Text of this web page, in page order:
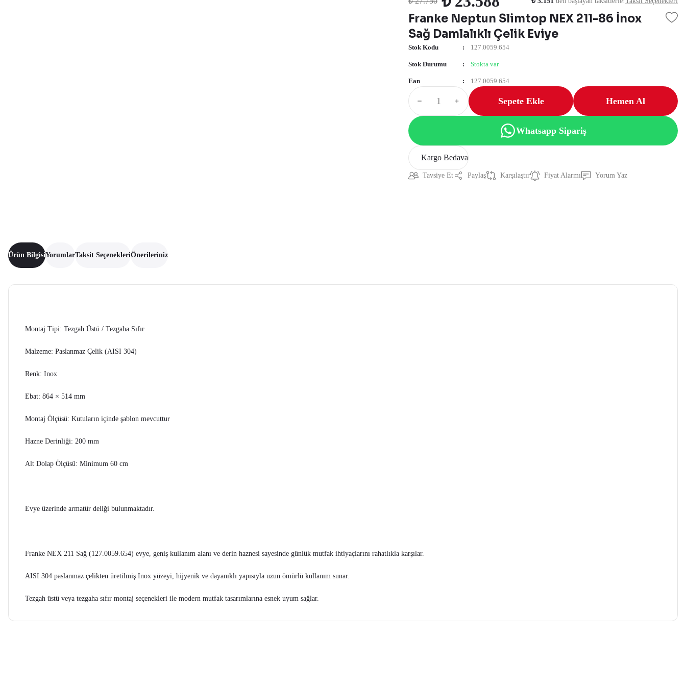
Franke Neptun Slimtop NEX 211-86 İnox
Sağ Damlalıklı Çelik Eviye
Stok Kodu 127.0059.654
Stok Durumu Stokta var
Ean 127.0059.654
Sepete Ekle Hemen Al
Whatsapp Sipariş
Kargo Bedava
Tavsiye Et Paylaş Karşılaştır Fiyat Alarmı Yorum Yaz
Ürün BilgisiYorumlarTaksit SeçenekleriÖnerileriniz
Montaj Tipi: Tezgah Üstü / Tezgaha Sıfır
Malzeme: Paslanmaz Çelik (AISI 304)
Renk: Inox
Ebat: 864 × 514 mm
Montaj Ölçüsü: Kutuların içinde şablon mevcuttur
Hazne Derinliği: 200 mm
Alt Dolap Ölçüsü: Minimum 60 cm
Evye üzerinde armatür deliği bulunmaktadır.
Franke NEX 211 Sağ (127.0059.654) evye, geniş kullanım alanı ve derin haznesi sayesinde günlük mutfak ihtiyaçlarını rahatlıkla karşılar.
AISI 304 paslanmaz çelikten üretilmiş Inox yüzeyi, hijyenik ve dayanıklı yapısıyla uzun ömürlü kullanım sunar.
Tezgah üstü veya tezgaha sıfır montaj seçenekleri ile modern mutfak tasarımlarına esnek uyum sağlar.